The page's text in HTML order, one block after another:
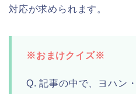
対応が求められます。
※おまけクイズ※
Q. 記事の中で、ヨハン